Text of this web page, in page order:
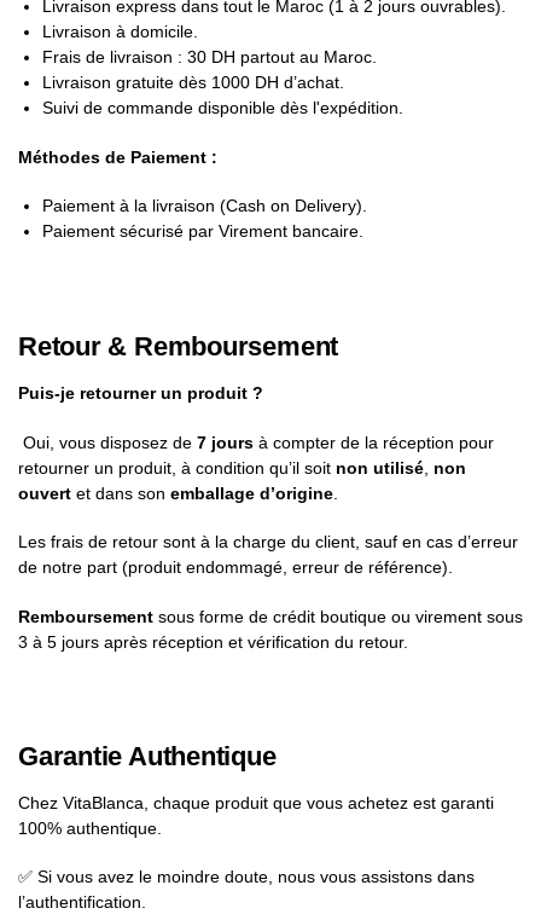
Livraison express dans tout le Maroc (1 à 2 jours ouvrables).
Livraison à domicile.
Frais de livraison : 30 DH partout au Maroc.
Livraison gratuite dès 1000 DH d’achat.
Suivi de commande disponible dès l'expédition.
Méthodes de Paiement :
Paiement à la livraison (Cash on Delivery).
Paiement sécurisé par Virement bancaire.
Retour & Remboursement
Puis-je retourner un produit ?
Oui, vous disposez de 7 jours à compter de la réception pour
retourner un produit, à condition qu’il soit non utilisé non
ouvert et dans son emballage d’origine
Les frais de retour sont à la charge du client, sauf en cas d’erreur
de notre part (produit endommagé, erreur de référence).
Remboursement sous forme de crédit boutique ou virement sous
3 à 5 jours après réception et vérification du retour.
Garantie Authentique
Chez VitaBlanca, chaque produit que vous achetez est garanti
100% authentique.
✅ Si vous avez le moindre doute, nous vous assistons dans
l’authentification.